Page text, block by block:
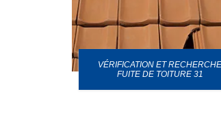
VÉRIFICATION ET RECHERCHE
FUITE DE TOITURE 31